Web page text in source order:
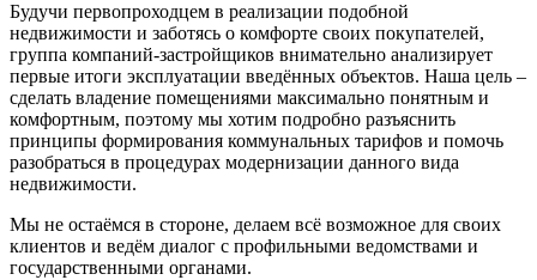
Будучи первопроходцем в реализации подобной
недвижимости и заботясь о комфорте своих покупателей,
группа компаний-застройщиков внимательно анализирует
первые итоги эксплуатации введённых объектов. Наша цель –
сделать владение помещениями максимально понятным и
комфортным, поэтому мы хотим подробно разъяснить
принципы формирования коммунальных тарифов и помочь
разобраться в процедурах модернизации данного вида
недвижимости.
Мы не остаёмся в стороне, делаем всё возможное для своих
клиентов и ведём диалог с профильными ведомствами и
государственными органами.